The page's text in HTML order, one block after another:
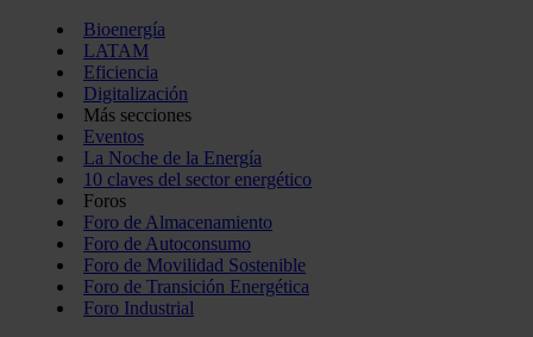
Bioenergía
LATAM
Eficiencia
Digitalización
Más secciones
Eventos
La Noche de la Energía
10 claves del sector energético
Foros
Foro de Almacenamiento
Foro de Autoconsumo
Foro de Movilidad Sostenible
Foro de Transición Energética
Foro Industrial